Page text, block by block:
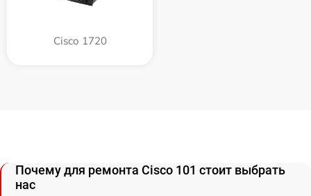
Cisco 1720
Почему для ремонта Cisco 101 стоит выбрать
нас